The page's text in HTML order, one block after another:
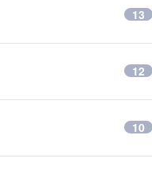
13
12
10